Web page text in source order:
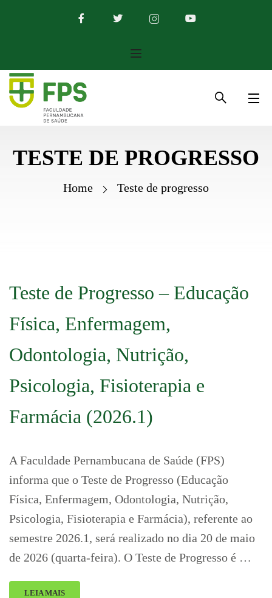
TESTE DE PROGRESSO
Home Teste de progresso
Teste de Progresso – Educação
Física, Enfermagem,
Odontologia, Nutrição,
Psicologia, Fisioterapia e
Farmácia (2026.1)
A Faculdade Pernambucana de Saúde (FPS)
informa que o Teste de Progresso (Educação
Física, Enfermagem, Odontologia, Nutrição,
Psicologia, Fisioterapia e Farmácia), referente ao
semestre 2026.1, será realizado no dia 20 de maio
de 2026 (quarta-feira). O Teste de Progresso é …
LEIA MAIS